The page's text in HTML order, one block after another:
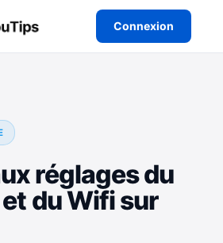
Connexion
réglages du
du Wifi sur